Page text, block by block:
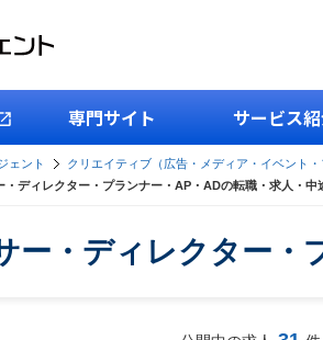
専門サイト サービス
ェント クリエイティブ（広告・メディア・イベント・
・ディレクター・プランナー・AP・ADの転職・求人・中
ー・ディレクター・